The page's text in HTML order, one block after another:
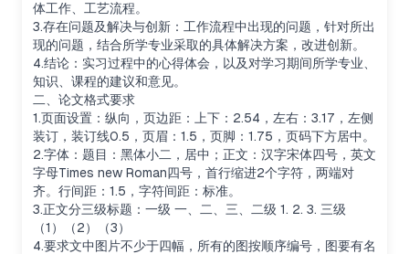
体工作、工艺流程。
3.存在问题及解决与创新：工作流程中出现的问题，针对所出
现的问题，结合所学专业采取的具体解决方案，改进创新。
4.结论：实习过程中的心得体会，以及对学习期间所学专业、
知识、课程的建议和意见。
二、论文格式要求
1.页面设置：纵向，页边距：上下：2.54，左右：3.17，左侧
装订，装订线0.5，页眉：1.5，页脚：1.75，页码下方居中。
2.字体：题目：黑体小二，居中；正文：汉字宋体四号，英文
字母Times new Roman四号，首行缩进2个字符，两端对
齐。行间距：1.5，字符间距：标准。
3.正文分三级标题：一级 一、二、三、二级 1. 2. 3. 三级
（1）（2）（3）
4.要求文中图片不少于四幅，所有的图按顺序编号，图要有名